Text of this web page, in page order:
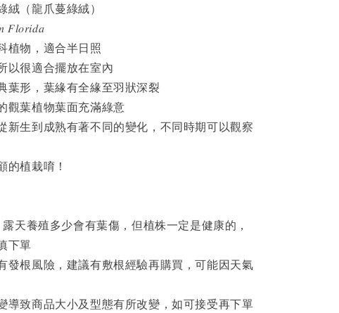
絨（龍爪蔓綠絨）
𝐹𝑙𝑜𝑟𝑖𝑑𝑎
植物，適合半日照
以很適合擺放在室內
葉形，葉緣有全緣至羽狀深裂
觀葉植物葉面充滿綠意
新生到成熟有著不同的變化，不同時期可以觀察
的植栽唷！
天養殖多少會有葉傷，但植株一定是健康的，
下單
發根風險，建議有敷根經驗再購買，可能因天氣
導致商品大小及型態有所改變，如可接受再下單